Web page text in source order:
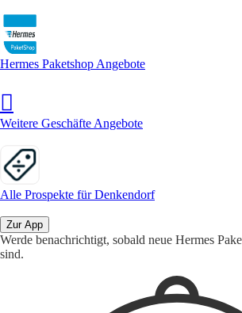
Hermes Paketshop Angebote
Weitere Geschäfte Angebote
Alle Prospekte für Denkendorf
Zur App
Werde benachrichtigt, sobald neue Hermes
sind.